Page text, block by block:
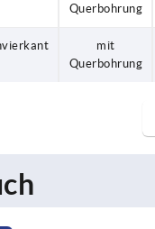
Querbohrung
mit
Querbohrung